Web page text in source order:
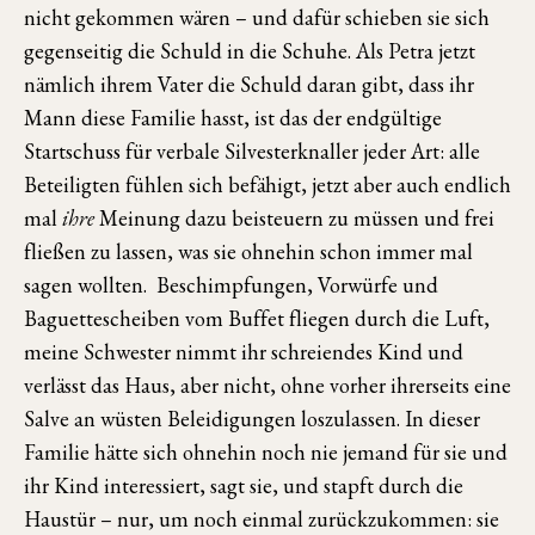
nicht gekommen wären – und dafür schieben sie sich
gegenseitig die Schuld in die Schuhe. Als Petra jetzt
nämlich ihrem Vater die Schuld daran gibt, dass ihr
Mann diese Familie hasst, ist das der endgültige
Startschuss für verbale Silvesterknaller jeder Art: alle
Beteiligten fühlen sich befähigt, jetzt aber auch endlich
malihreMeinung dazu beisteuern zu müssen und frei
fließen zu lassen, was sie ohnehin schon immer mal
sagen wollten. Beschimpfungen, Vorwürfe und
Baguettescheiben vom Buffet fliegen durch die Luft,
meine Schwester nimmt ihr schreiendes Kind und
verlässt das Haus, aber nicht, ohne vorher ihrerseits eine
Salve an wüsten Beleidigungen loszulassen. In dieser
Familie hätte sich ohnehin noch nie jemand für sie und
ihr Kind interessiert, sagt sie, und stapft durch die
Haustür – nur, um noch einmal zurückzukommen: sie